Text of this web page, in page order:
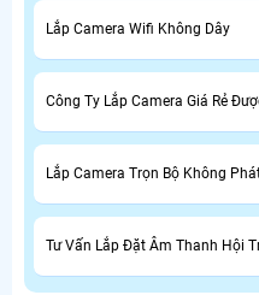
Lắp Camera Wifi Không Dây
Công Ty Lắp Camera Giá Rẻ
Lắp Camera Trọn Bộ Không
Tư Vấn Lắp Đặt Âm Thanh Hội